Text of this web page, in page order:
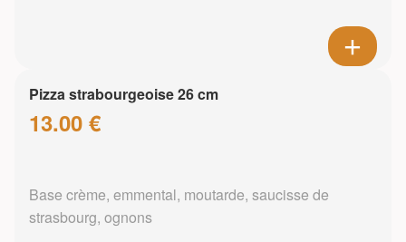
Pizza strabourgeoise 26 cm
13.00 €
Base crème, emmental, moutarde, saucisse de
strasbourg, ognons